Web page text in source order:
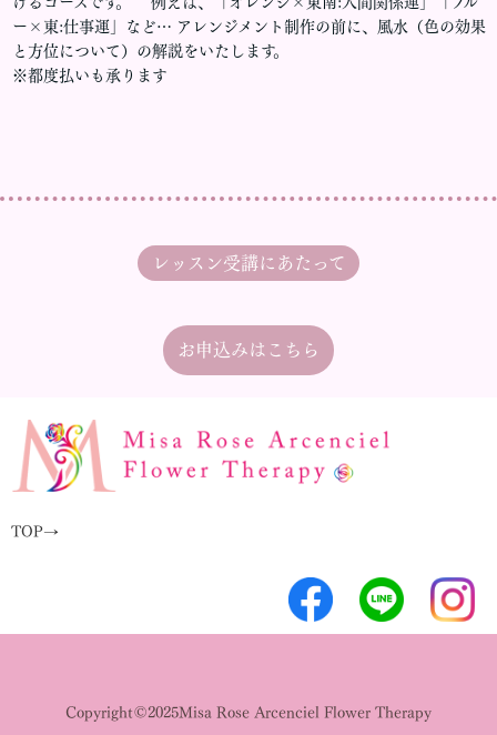
ー×東:仕事運」など… アレンジメント制作の前に、風水（色の効果
と方位について）の解説をいたします。
※都度払いも承ります
レッスン受講にあたって
お申込みはこちら
TOP→
Copyright©2025Misa Rose Arcenciel Flower Therapy